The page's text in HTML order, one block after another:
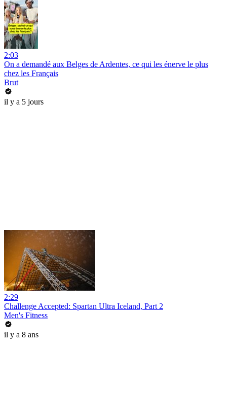
2:03
On a demandé aux Belges de Ardentes, ce qui les énerve le plus
chez les Français
Brut
il y a 5 jours
2:29
Challenge Accepted: Spartan Ultra Iceland, Part 2
Men's Fitness
il y a 8 ans